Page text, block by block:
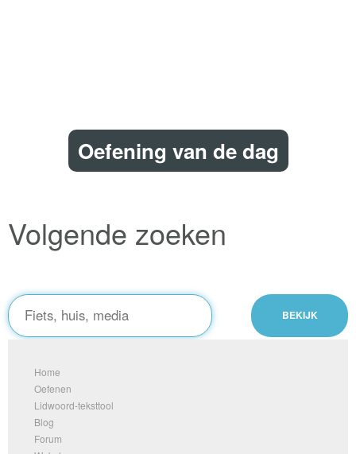
Oefening van de dag
Volgende zoeken
Home
Oefenen
Lidwoord-teksttool
Blog
Forum